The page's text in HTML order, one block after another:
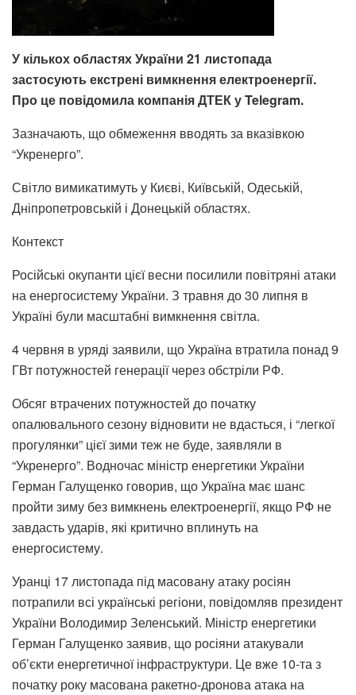
У кількох областях України 21 листопада
застосують екстрені вимкнення електроенергії.
Про це повідомила компанія ДТЕК у Telegram.
Зазначають, що обмеження вводять за вказівкою
“Укренерго”.
Світло вимикатимуть у Києві, Київській, Одеській,
Дніпропетровській і Донецькій областях.
Контекст
Російські окупанти цієї весни посилили повітряні атаки
на енергосистему України. З травня до30 липня в
Україні були масштабні вимкнення світла.
4 червня в уряді заявили, що Україна втратила понад 9
ГВт потужностей генерації через обстріли РФ.
Обсяг втрачених потужностей до початку
опалювального сезону відновити не вдасться, і “легкої
прогулянки” цієї зими теж не буде, заявляли в
“Укренерго”. Водночас міністр енергетики України
Герман Галущенко говорив, що Україна має шанс
пройти зиму без вимкнень електроенергії, якщо РФ не
завдасть ударів, які критично вплинуть на
енергосистему.
Уранці 17 листопада під масовану атаку росіян
потрапили всі українські регіони, повідомляв президент
України Володимир Зеленський. Міністр енергетики
Герман Галущенко заявив, що росіяни атакували
об’єкти енергетичної інфраструктури. Це вже 10-та з
початку року масована ракетно-дронова атака на